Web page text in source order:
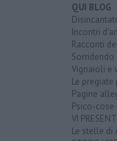
QUI BLOG
Incontri
Racconti
Vignaioli e
Le
Pagine
Psico-cose
VI
Le stelle di